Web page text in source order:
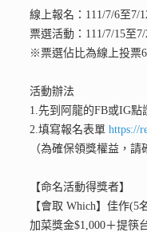
線上報名：111/7/6至7/
票選活動：111/7/15至7/
※票選佔比為線上投票
活動辦法
1.先到阿龍的FB或IG點
2.填寫報名表單https://
（為確保領獎權益，請
【命名活動得獎者】
【會取 Which】佳作(5
加菜獎金$1,000＋提筷